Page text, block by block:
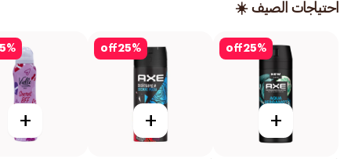
احتياجات الصيف ☀️
25%
off
+
25%
off
+
%
+